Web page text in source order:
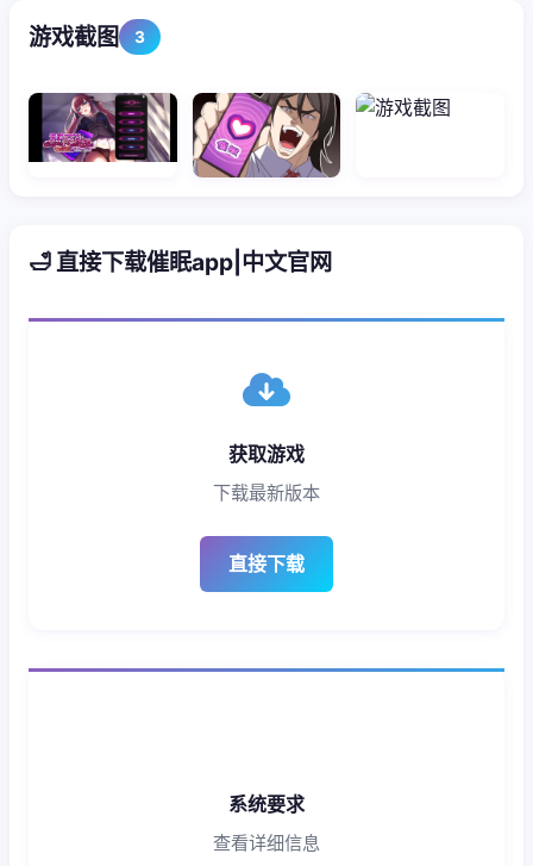
游戏截图 3
🛁 直接下载催眠app|中文官网
获取游戏
下载最新版本
直接下载
系统要求
查看详细信息